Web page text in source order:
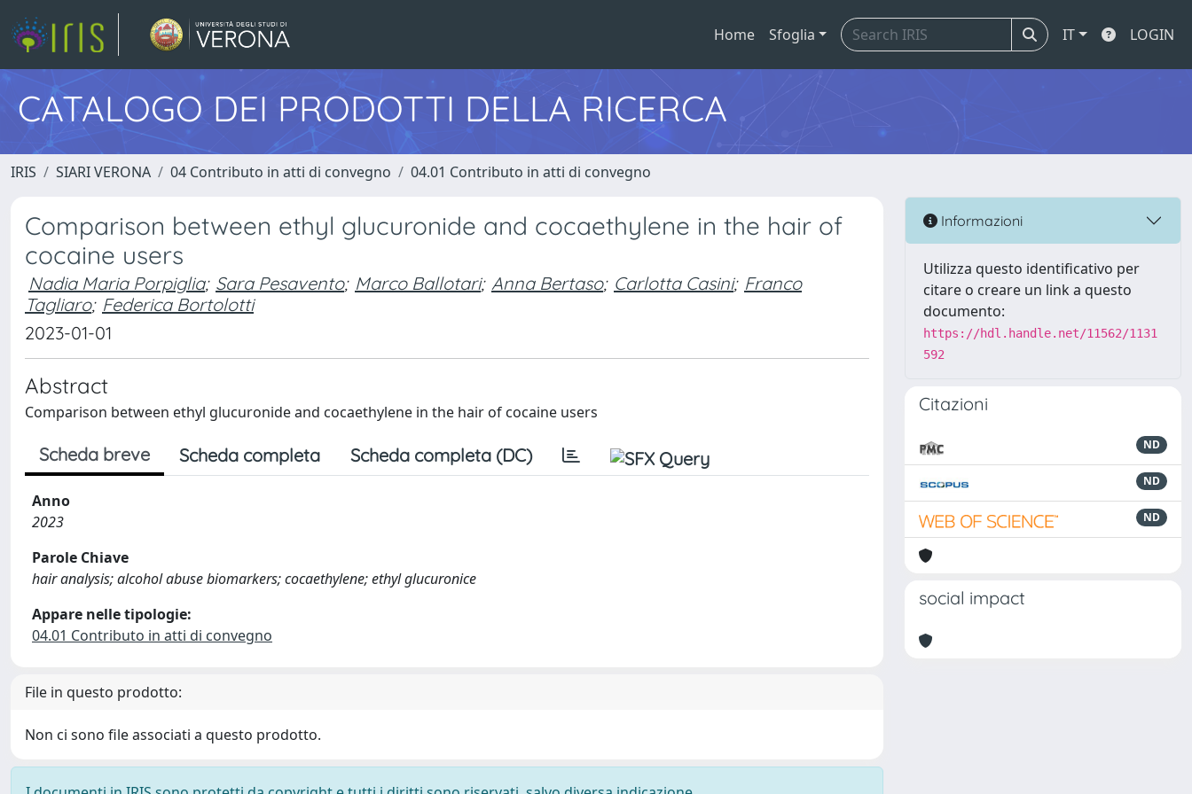
Home Sfoglia IT LOGIN
CATALOGO DEI PRODOTTI DELLA RICERCA
IRIS SIARI VERONA 04 Contributo in atti di convegno 04.01 Contributo in atti di convegno
Comparison between ethyl glucuronide and cocaethylene in the hair of
cocaine users
Nadia Maria Porpiglia; Sara Pesavento; Marco Ballotari; Anna Bertaso; Carlotta Casini; Franco
Tagliaro; Federica Bortolotti
2023-01-01
Abstract
Comparison between ethyl glucuronide and cocaethylene in the hair of cocaine users
Scheda breve Scheda completa Scheda completa (DC)
Anno
2023
Parole Chiave
hair analysis; alcohol abuse biomarkers; cocaethylene; ethyl glucuronice
Appare nelle tipologie:
04.01 Contributo in atti di convegno
File in questo prodotto:
Non ci sono file associati a questo prodotto.
Informazioni
Utilizza questo identificativo per
citare o creare un link a questo
documento:
https://hdl.handle.net/11562/1131
592
Citazioni
ND
ND
ND
social impact